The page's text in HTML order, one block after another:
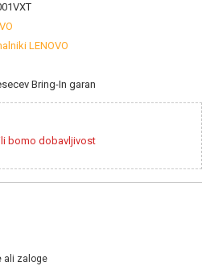
LENOVO
Bring-In garan
bomo dobavljivost
ali zaloge